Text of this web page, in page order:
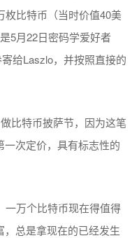
枚比特币（当时价值40美
5月22日密码学爱好者
给Laszlo，并按照直接的
比特币披萨节，因为这笔
次定价，具有标志性的
一万个比特币现在得值得
总是拿现在的已经发生